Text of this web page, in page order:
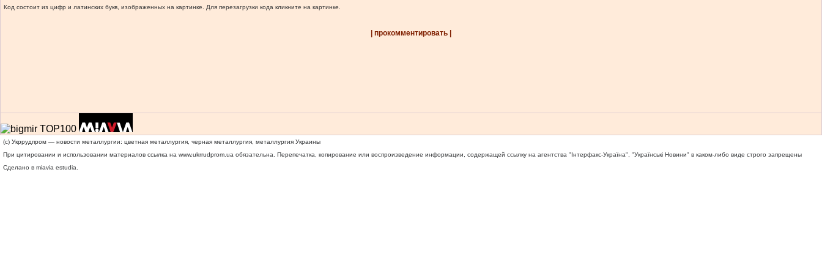
Код состоит из цифр и латинских букв, изображенных на картинке. Для перезагрузки кода кликните на картинке.
| прокомментировать |
(c) Укррудпром — новости металлургии: цветная металлургия, черная металлургия, металлургия Украины
При цитировании и использовании материалов ссылка на www.ukrrudprom.ua обязательна. Перепечатка, копирование или воспроизведение информации, содержащей ссылку на агентства "Iнтерфакс-Україна", "Українськi Новини" в каком-либо виде строго запрещены
Сделано в miavia estudia.